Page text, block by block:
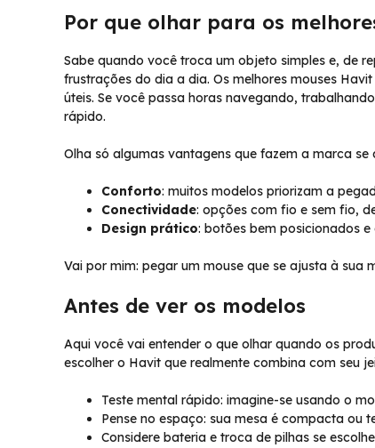
Por que olhar para os
Sabe quando você troca um objeto simples e, de
frustrações do dia a dia. Os melhores mouses
úteis. Se você passa horas navegando,
rápido.
Olha só algumas vantagens que fazem a marca se
Conforto: muitos modelos priorizam a
Conectividade: opções com fio e sem fio,
Design prático: botões bem posicionados e
Vai por mim: pegar um mouse que se ajusta à sua
Antes de ver os modelos
Aqui você vai entender o que olhar quando os
escolher o Havit que realmente combina com seu
Teste mental rápido: imagine-se usando o
Pense no espaço: sua mesa é compacta ou
Considere bateria e troca de pilhas se